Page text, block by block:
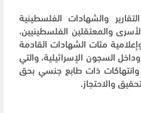
والشهادات الفلسطينية
والمعتقلين الفلسطينيين،
مئات الشهادات القادمة
السجون الإسرائيلية، والتي
ذات طابع جنسي بحق
والاحتجاز.